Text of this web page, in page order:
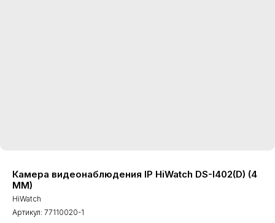
Камера видеонаблюдения IP HiWatch DS-I402(D) (4
MM)
HiWatch
Артикул: 77110020-1